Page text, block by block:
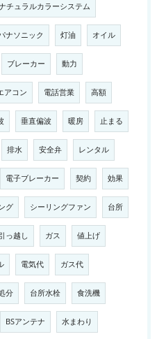
チュラルカラーシステム
ナソニック 灯油 オイル
ブレーカー 動力
アコン 電話営業 高額
垂直偏波 暖房 止まる
排水 安全弁 レンタル
電子ブレーカー 契約 効果
グ シーリングファン 台所
っ越し ガス 値上げ
電気代 ガス代
分 台所水栓 食洗機
BSアンテナ 水まわり